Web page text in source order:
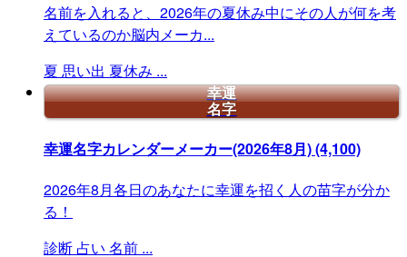
名前を入れると、2026年の夏休み中にその人が何を考
えているのか脳内メーカ...
夏 思い出 夏休み ...
幸運
名字
幸運名字カレンダーメーカー(2026年8月)(4,100)
2026年8月各日のあなたに幸運を招く人の苗字が分か
る！
診断 占い 名前 ...